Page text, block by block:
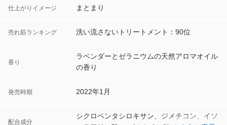
-使用方法-
るところを中心に、髪にもみ込むようにしっかりとなじませてく
い。
ほんのりとウッディーな香りを含むやわらかく爽やかなラベンダ
仕上がりイメージ まとまり
売れ筋ランキング 洗い流さないトリートメント：90位
香り
ラベンダーとゼラニウムの天然アロマオイル
の香り
発売時期 2022年1月
配合成分
シクロペンタシロキサン、ジメチコン、イソ